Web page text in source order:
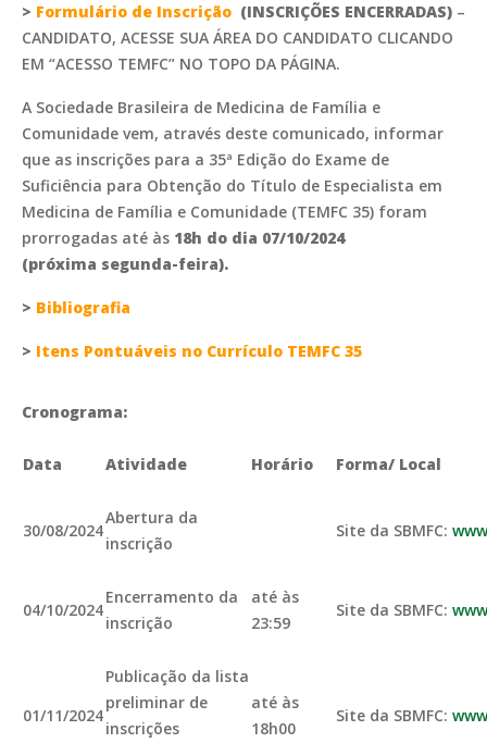
> Formulário de Inscrição (INSCRIÇÕES ENCERRADAS) –
CANDIDATO, ACESSE SUA ÁREA DO CANDIDATO CLICANDO
EM “ACESSO TEMFC” NO TOPO DA PÁGINA.
A Sociedade Brasileira de Medicina de Família e
Comunidade vem, através deste comunicado, informar
que as inscrições para a 35ª Edição do Exame de
Suficiência para Obtenção do Título de Especialista em
Medicina de Família e Comunidade (TEMFC 35) foram
prorrogadas até às 18h do dia 07/10/2024
(próxima segunda-feira).
> Bibliografia
> Itens Pontuáveis no Currículo TEMFC 35
Cronograma:
Data Atividade Horário Forma/ Local
30/08/2024
Abertura da
inscrição
Site da SBMFC:
04/10/2024
Encerramento da
inscrição
até às
23:59
Site da SBMFC:
01/11/2024
Publicação da lista
preliminar de
inscrições
até às
18h00
Site da SBMFC: